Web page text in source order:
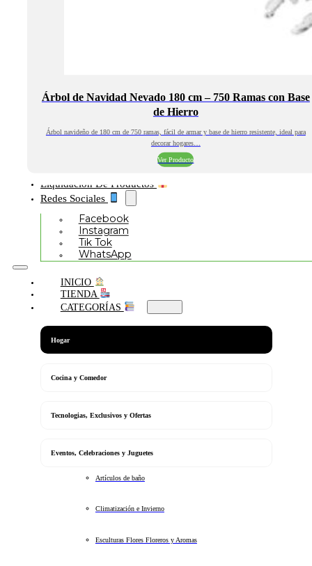
Árbol de Navidad Nevado 180 cm – 750 Ramas con Base
de Hierro
Árbol navideño de 180 cm de 750 ramas, fácil de armar y base de hierro resistente, ideal para
decorar hogares…
Ver Producto
Liquidación De Productos
Redes Sociales
Facebook
Instagram
Tik Tok
WhatsApp
INICIO
TIENDA
CATEGORÍAS
Hogar
Cocina y Comedor
Tecnologias, Exclusivos y Ofertas
Eventos, Celebraciones y Juguetes
Artículos de baño
Climatización e Invierno
Esculturas Flores Floreros y Aromas